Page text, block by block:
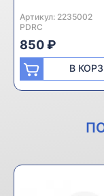
Артикул: 2235002
Производитель:
PDRC
850 ₽
В